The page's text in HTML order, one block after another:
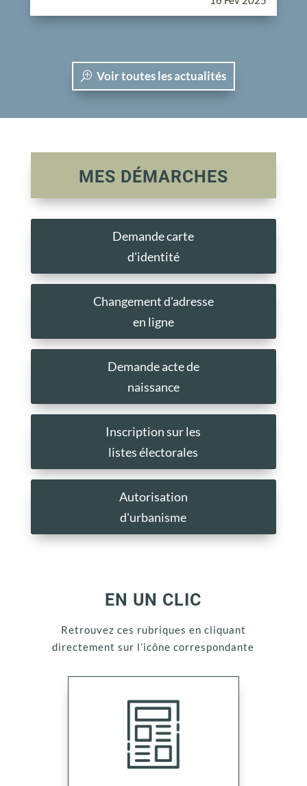
Voir toutes les actualités
MES DÉMARCHES
Demande carte
d'identité
Changement d'adresse
en ligne
Demande acte de
naissance
Inscription sur les
listes électorales
Autorisation
d'urbanisme
EN UN CLIC
Retrouvez ces rubriques en cliquant
directement sur l’icône correspondante